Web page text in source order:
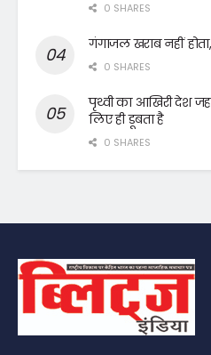
0 SHARES
गंगाजल खराब नहीं
0 SHARES
पृथ्वी का आखिरी देश
लिए ही डूबता है
0 SHARES